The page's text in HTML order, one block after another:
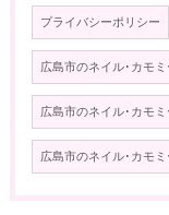
プライバシーポリシー
広島市のネイル･カモ
広島市のネイル･カモミ
広島市のネイル･カモ